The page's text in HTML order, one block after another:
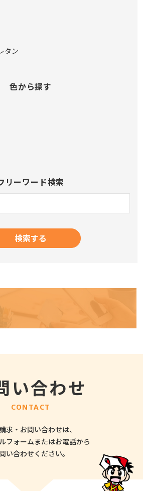
タン
色から探す
リーワード検索
い合わせ
CONTACT
求・お問い合わせは、
フォームまたはお電話から
い合わせください。